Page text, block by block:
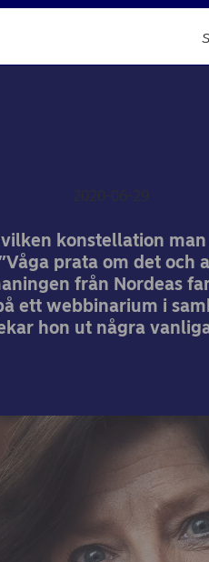
2020-06-29
konstellation
prata om det och
från Nordeas
ett webbinarium i
hon ut några